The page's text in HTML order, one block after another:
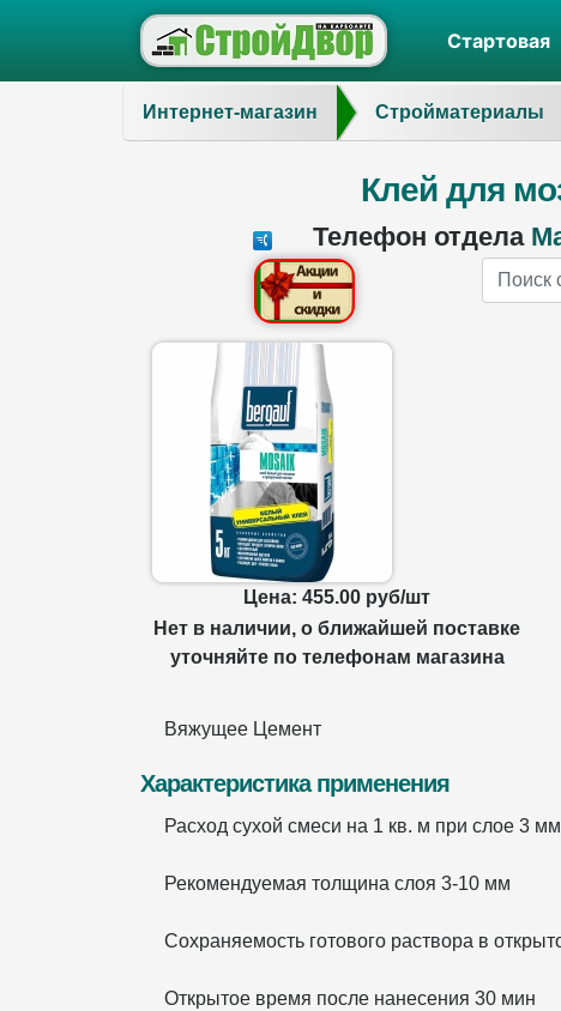
Стартовая
Интернет-магазин Стройматериалы
Клей для
Телефон отдела
Name
Цена: 455.00 руб/шт
Нет в наличии, о ближайшей поставке
уточняйте по телефонам магазина
Вяжущее Цемент
Характеристика применения
Расход сухой смеси на 1 кв. м при слое 3 мм
Рекомендуемая толщина слоя 3-10 мм
Сохраняемость готового раствора в
Открытое время после нанесения 30 мин